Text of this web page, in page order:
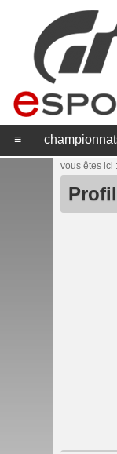
≡
vous êtes ici